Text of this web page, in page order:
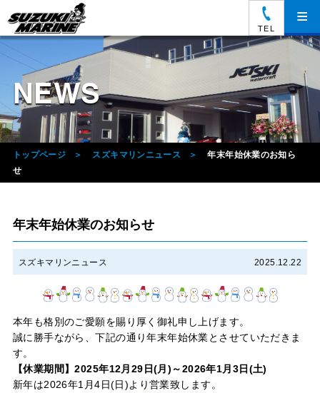
TEL
≡
NEWS
トップページ スズキマリンニュース
年末年始休業のお知ら
せ
年末年始休業のお知らせ
スズキマリンニュース 2025.12.22
本年も格別のご愛願を賜り厚く御礼申し上げます。
誠に勝手ながら、下記の通り年末年始休業とさせていただきま
す。
【休業期間】2025年12月29日(月)～2026年1月3日(土)
新年は2026年1月4日(日)より営業致します。